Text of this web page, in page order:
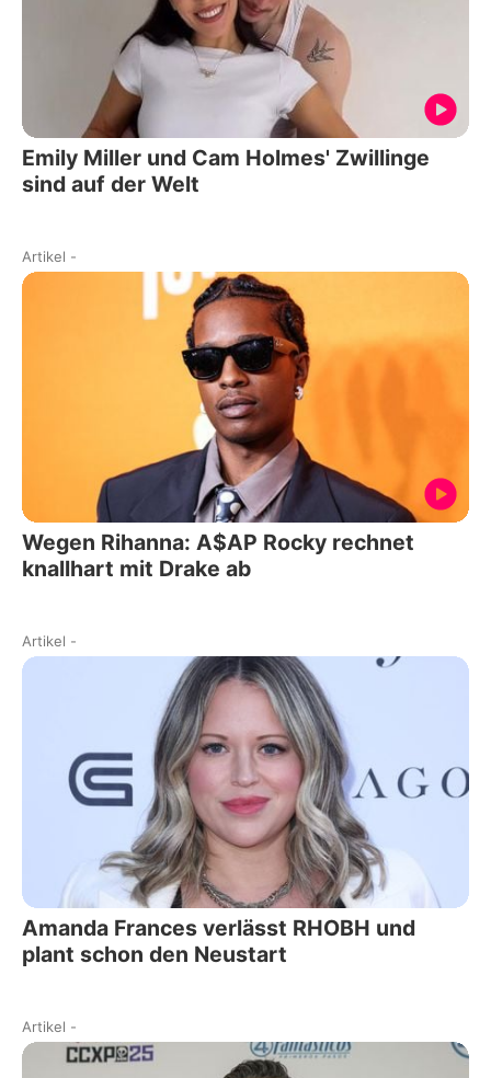
Emily Miller und Cam Holmes' Zwillinge
sind auf der Welt
Artikel -
Wegen Rihanna: A$AP Rocky rechnet
knallhart mit Drake ab
Artikel -
Amanda Frances verlässt RHOBH und
plant schon den Neustart
Artikel -